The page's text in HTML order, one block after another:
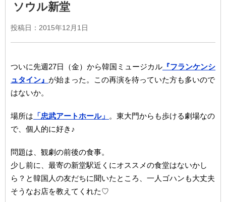
ソウル新堂
投稿日：2015年12月1日
ついに先週27日（金）から韓国ミュージカル 『フランケンシ
ュタイン』 が始まった。この再演を待っていた方も多いので
はないか。
場所は 「忠武アートホール」 。東大門からも歩ける劇場なの
で、個人的に好き♪
問題は、観劇の前後の食事。
少し前に、最寄の新堂駅近くにオススメの食堂はないかし
ら？と韓国人の友だちに聞いたところ、一人ゴハンも大丈夫
そうなお店を教えてくれた♡